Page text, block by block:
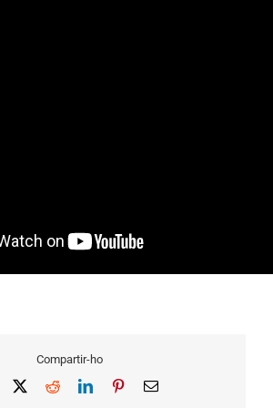
Compartir-ho
Facebook RedditLinkedInPinterestEmail